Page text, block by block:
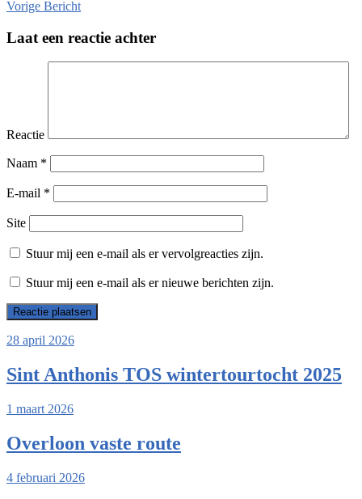
Vorige Bericht
Laat een reactie achter
Reactie
Naam *
E-mail *
Site
Stuur mij een e-mail als er vervolgreacties zijn.
Stuur mij een e-mail als er nieuwe berichten zijn.
28 april 2026
Sint Anthonis TOS wintertourtocht 2025
1 maart 2026
Overloon vaste route
4 februari 2026